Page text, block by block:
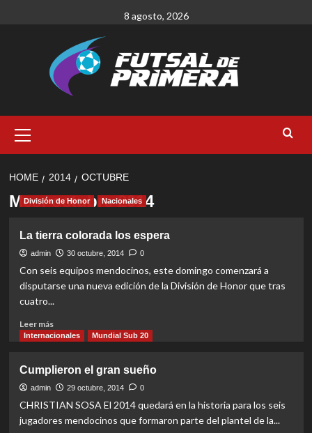
8 agosto, 2026
Menu
HOME 2014 OCTUBRE
Mes:octubre 2014
División de Honor Nacionales
La tierra colorada los espera
admin 30 octubre, 2014 0
Con seis equipos mendocinos, este domingo comenzará a
disputarse una nueva edición de la División de Honor que tras
cuatro...
Leer másRead
more
tierra
colorada
los
Internacionales Mundial Sub 20
Cumplieron el gran sueño
admin 29 octubre, 2014 0
CHRISTIAN SOSA El 2014 quedará en la historia para los seis
jugadores mendocinos que formaron parte del plantel de la...